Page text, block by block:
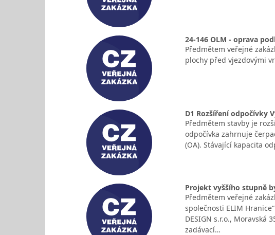
24-146 OLM - oprava
Předmětem veřejné
plochy před vjezdovými
D1 Rozšíření odpočívky
Předmětem stavby je
odpočívka zahrnuje
(OA). Stávající kapacita
Projekt vyššího stupně
Předmětem veřejné
společnosti ELIM
DESIGN s.r.o., Moravská
zadávací…